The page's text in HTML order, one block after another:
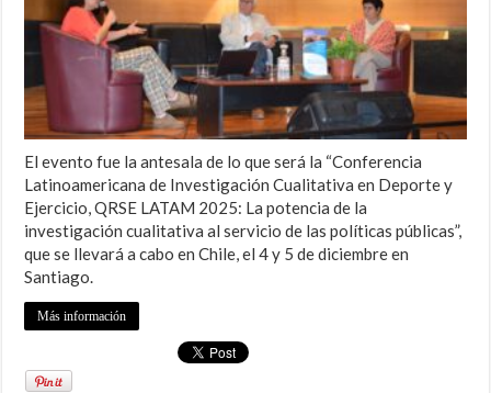
El evento fue la antesala de lo que será la “Conferencia
Latinoamericana de Investigación Cualitativa en Deporte y
Ejercicio, QRSE LATAM 2025: La potencia de la
investigación cualitativa al servicio de las políticas públicas”,
que se llevará a cabo en Chile, el 4 y 5 de diciembre en
Santiago.
Más información